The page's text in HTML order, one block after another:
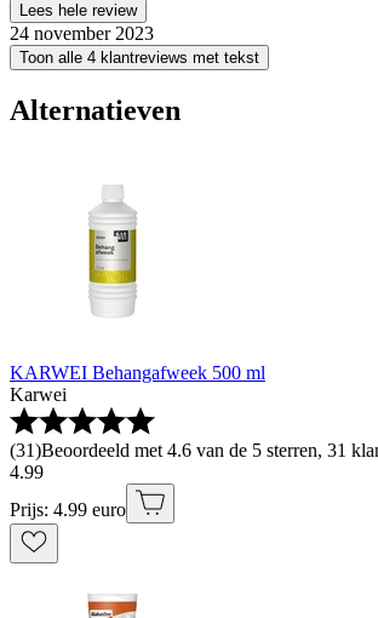
Lees hele review
24 november 2023
Toon alle 4 klantreviews met tekst
Alternatieven
KARWEI Behangafweek 500 ml
Karwei
(31)Beoordeeld met 4.6 van de 5 sterren, 31
4.99
Prijs: 4.99 euro